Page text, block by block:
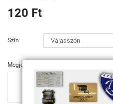
120 Ft
Szín
Megjegyzés